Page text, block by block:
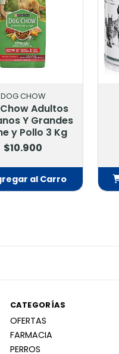
DOG CHOW
Adultos
Y Grandes
y Pollo 3 Kg
$10.900
al Carro
CATEGORÍAS
OFERTAS
FARMACIA
PERROS